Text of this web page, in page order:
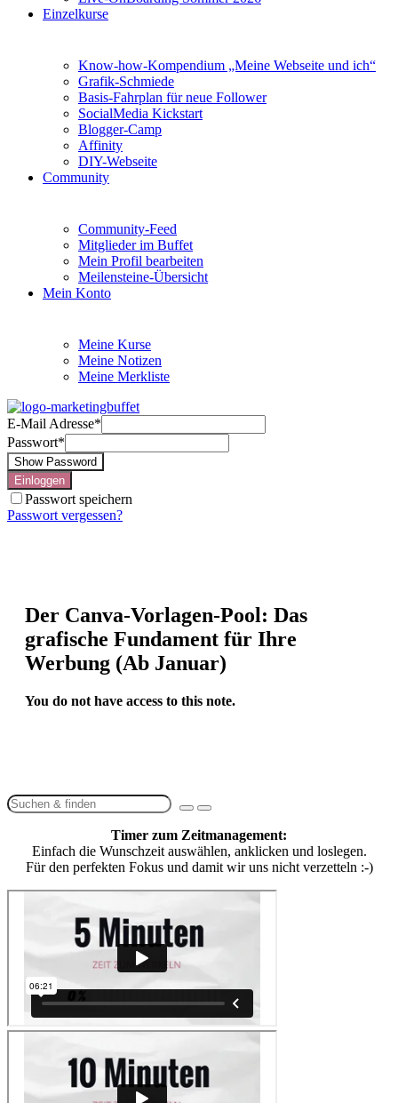
Einzelkurse
Know-how-Kompendium „Meine Webseite und ich“
Grafik-Schmiede
Basis-Fahrplan für neue Follower
SocialMedia Kickstart
Blogger-Camp
Affinity
DIY-Webseite
Community
Community-Feed
Mitglieder im Buffet
Mein Profil bearbeiten
Meilensteine-Übersicht
Mein Konto
Meine Kurse
Meine Notizen
Meine Merkliste
E-Mail Adresse*
Passwort*
Show Password
Einloggen
Passwort speichern
Passwort vergessen?
Der Canva-Vorlagen-Pool: Das
grafische Fundament für Ihre
Werbung (Ab Januar)
You do not have access to this note.
Timer zum Zeitmanagement:
Einfach die Wunschzeit auswählen, anklicken und loslegen.
Für den perfekten Fokus und damit wir uns nicht verzetteln :-)